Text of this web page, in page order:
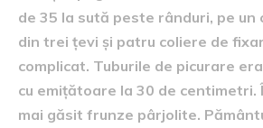
de 35 la sută peste rânduri, pe un
din trei țevi și patru coliere de
complicat. Tuburile de picurare
cu emițătoare la 30 de centimetri.
mai găsit frunze pârjolite.